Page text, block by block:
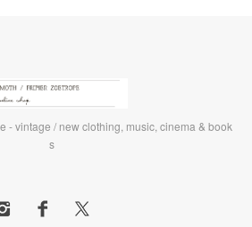
- vintage / new clothing, music, cinema & book
s